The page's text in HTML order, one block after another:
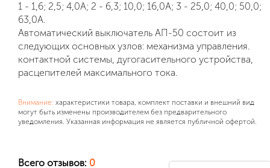
1 - 1,6; 2,5; 4,0А; 2 - 6,3; 10,0; 16,0А; 3 - 25,0; 40,0; 50,0;
63,0А.
Автоматический выключатель АП-50 состоит из
следующих основных узлов: механизма управления.
контактной системы, дугогасительного устройства,
расцепителей максимального тока.
Внимание: характеристики товара, комплект поставки и внешний вид
могут быть изменены производителем без предварительного
уведомления. Указанная информация не является публичной офертой.
Всего отзывов: 0